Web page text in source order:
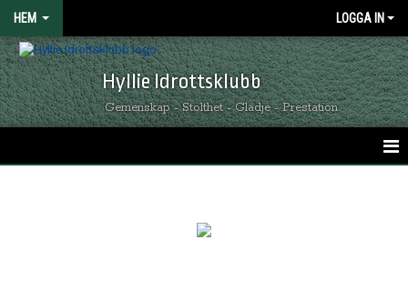
HEM LOGGA IN
Hyllie Idrottsklubb
Gemenskap - Stolthet - Glädje - Prestation